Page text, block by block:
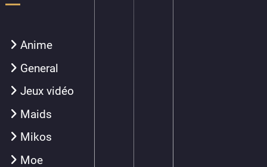
Anime
General
Jeux vidéo
Maids
Mikos
Moe